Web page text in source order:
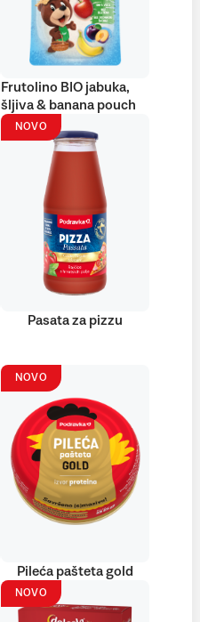
Frutolino BIO jabuka,
šljiva & banana pouch
NOVO
Pasata za pizzu
NOVO
Pileća pašteta gold
NOVO